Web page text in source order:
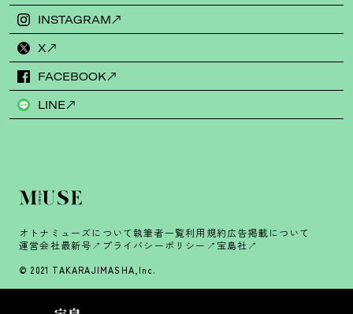
INSTAGRAM
X
FACEBOOK
LINE
オトナミューズについて執筆者一覧利用規約広告掲載について
運営会社最新号 プライバシーポリシー 宝島社
© 2021 TAKARAJIMASHA,Inc.